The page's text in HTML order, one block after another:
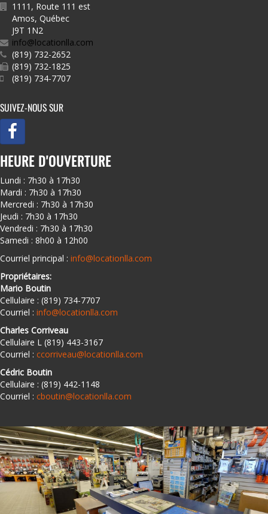
1111, Route 111 est
Amos, Québec
J9T 1N2
info@locationlla.com
(819) 732-2652
(819) 732-1825
(819) 734-7707
SUIVEZ-NOUS SUR
HEURE D'OUVERTURE
Lundi : 7h30 à 17h30
Mardi : 7h30 à 17h30
Mercredi : 7h30 à 17h30
Jeudi : 7h30 à 17h30
Vendredi : 7h30 à 17h30
Samedi : 8h00 à 12h00
Courriel principal : info@locationlla.com
Propriétaires:
Mario Boutin
Cellulaire : (819) 734-7707
Courriel : info@locationlla.com
Charles Corriveau
Cellulaire L (819) 443-3167
Courriel : ccorriveau@locationlla.com
Cédric Boutin
Cellulaire : (819) 442-1148
Courriel : cboutin@locationlla.com